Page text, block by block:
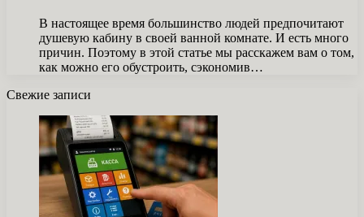
В настоящее время большинство людей предпочитают
душевую кабину в своей ванной комнате. И есть много
причин. Поэтому в этой статье мы расскажем вам о том,
как можно его обустроить, сэкономив…
Свежие записи